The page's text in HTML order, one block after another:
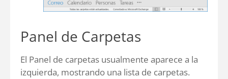
Panel de Carpetas
El Panel de carpetas usualmente aparece a la
izquierda, mostrando una lista de carpetas.